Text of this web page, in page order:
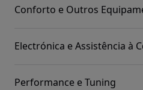
Conforto e Outros
Electrónica e Assistência à
Performance e Tuning